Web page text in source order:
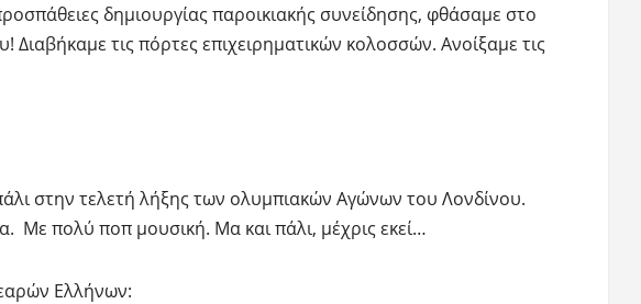
δημιουργίας παροικιακής συνείδησης, φθάσαμε στο
Διαβήκαμε τις πόρτες επιχειρηματικών κολοσσών. Ανοίξαμε τις
στην τελετή λήξης των ολυμπιακών Αγώνων του Λονδίνου.
Με πολύ ποπ μουσική. Μα και πάλι, μέχρις εκεί…
Ελλήνων: